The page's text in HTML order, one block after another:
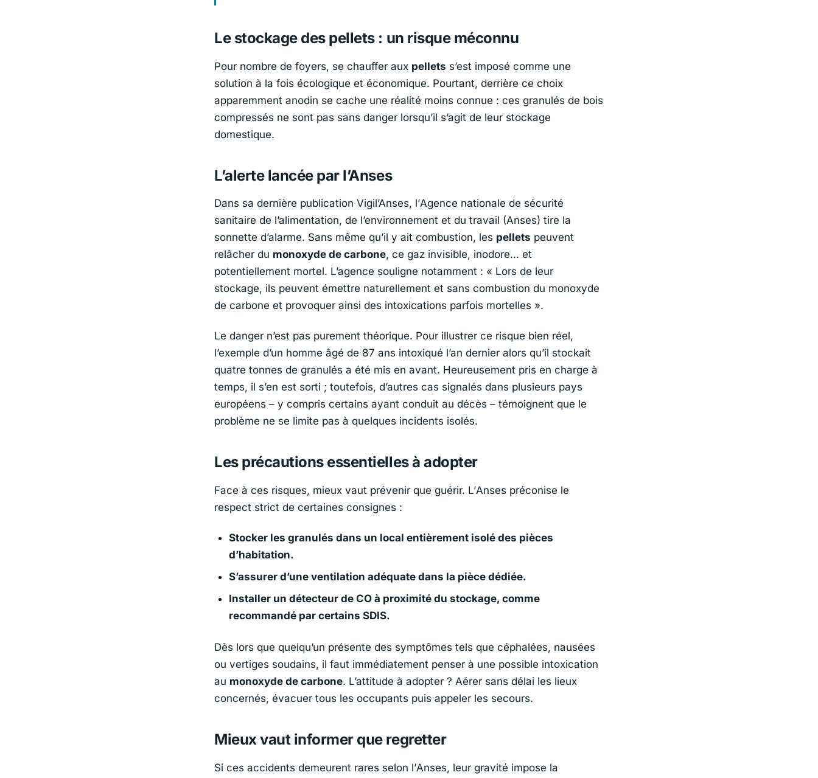
Le stockage des pellets : un risque méconnu
Pour nombre de foyers, se chauffer aux pellets s’est imposé comme une
solution à la fois écologique et économique. Pourtant, derrière ce choix
apparemment anodin se cache une réalité moins connue : ces granulés de bois
compressés ne sont pas sans danger lorsqu’il s’agit de leur stockage
domestique.
L’alerte lancée par l’Anses
Dans sa dernière publication Vigil’Anses, l’Agence nationale de sécurité
sanitaire de l’alimentation, de l’environnement et du travail (Anses) tire la
sonnette d’alarme. Sans même qu’il y ait combustion, les pellets peuvent
relâcher du monoxyde de carbone, ce gaz invisible, inodore… et
potentiellement mortel. L’agence souligne notamment : « Lors de leur
stockage, ils peuvent émettre naturellement et sans combustion du monoxyde
de carbone et provoquer ainsi des intoxications parfois mortelles ».
Le danger n’est pas purement théorique. Pour illustrer ce risque bien réel,
l’exemple d’un homme âgé de 87 ans intoxiqué l’an dernier alors qu’il stockait
quatre tonnes de granulés a été mis en avant. Heureusement pris en charge à
temps, il s’en est sorti ; toutefois, d’autres cas signalés dans plusieurs pays
européens – y compris certains ayant conduit au décès – témoignent que le
problème ne se limite pas à quelques incidents isolés.
Les précautions essentielles à adopter
Face à ces risques, mieux vaut prévenir que guérir. L’Anses préconise le
respect strict de certaines consignes :
Stocker les granulés dans un local entièrement isolé des pièces
d’habitation.
S’assurer d’une ventilation adéquate dans la pièce dédiée.
Installer un détecteur de CO à proximité du stockage, comme
recommandé par certains SDIS.
Dès lors que quelqu’un présente des symptômes tels que céphalées, nausées
ou vertiges soudains, il faut immédiatement penser à une possible intoxication
au monoxyde de carbone. L’attitude à adopter ? Aérer sans délai les lieux
concernés, évacuer tous les occupants puis appeler les secours.
Mieux vaut informer que regretter
Si ces accidents demeurent rares selon l’Anses, leur gravité impose la